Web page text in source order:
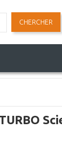
CHERCHER